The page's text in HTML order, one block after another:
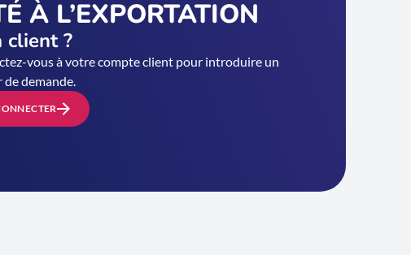
À L’EXPORTATION
client ?
vous à votre compte client pour introduire un
de demande.